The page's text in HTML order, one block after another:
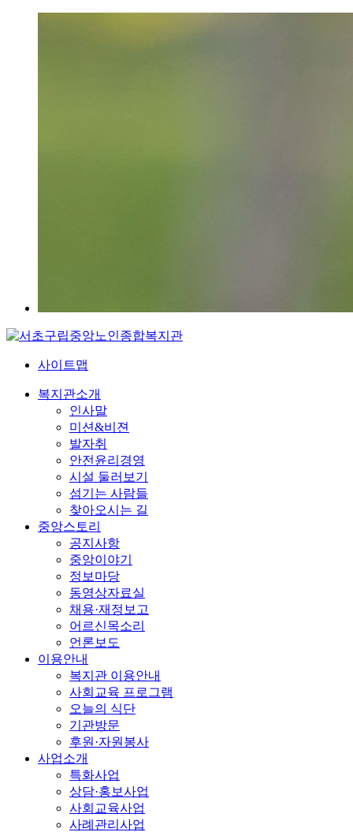
사이트맵
복지관소개
인사말
미션&비젼
발자취
안전윤리경영
시설 둘러보기
섬기는 사람들
찾아오시는 길
중앙스토리
공지사항
중앙이야기
정보마당
동영상자료실
채용·재정보고
어르신목소리
언론보도
이용안내
복지관 이용안내
사회교육 프로그램
오늘의 식단
기관방문
후원·자원봉사
사업소개
특화사업
상담·홍보사업
사회교육사업
사례관리사업